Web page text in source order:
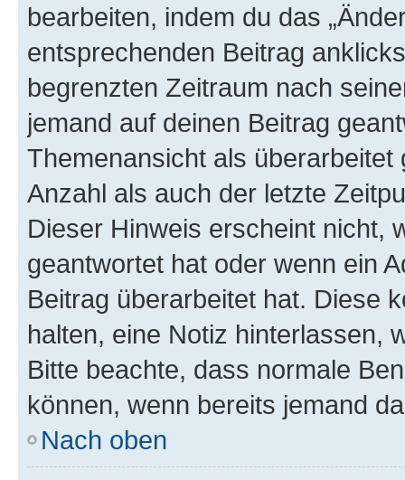
bearbeiten, indem du das
entsprechenden Beitrag
begrenzten Zeitraum nach
jemand auf deinen Beitrag
Themenansicht als
Anzahl als auch der letzte
Dieser Hinweis erscheint nicht,
geantwortet hat oder wenn ein
Beitrag überarbeitet hat. Diese
halten, eine Notiz hinterlassen,
Bitte beachte, dass normale
können, wenn bereits jemand
Nach oben